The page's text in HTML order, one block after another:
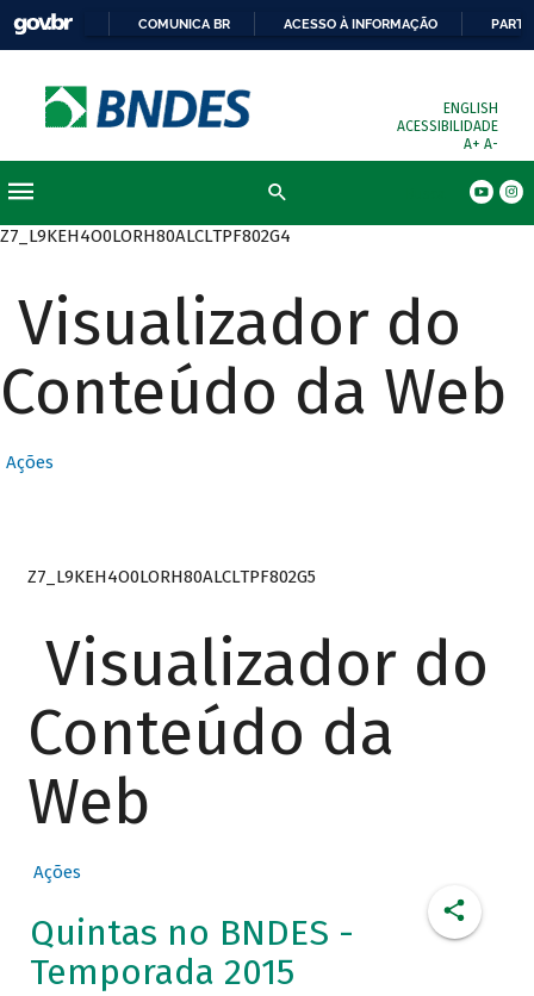
COMUNICA BR ACESSO À INFORMAÇÃO
ENGLISH
ACESSIBILIDADE
A+ A-
Z7_L9KEH4O0LORH80ALCLTPF802G4
Visualizador do
Conteúdo da Web
Ações
Z7_L9KEH4O0LORH80ALCLTPF802G5
Visualizador do
Conteúdo da
Web
Ações
Quintas no BNDES -
Temporada 2015